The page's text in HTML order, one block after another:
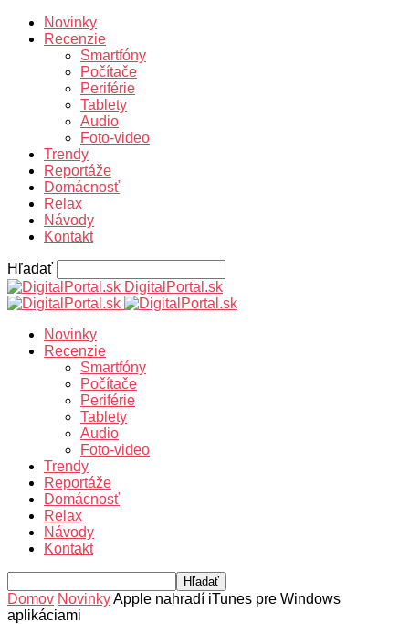
Novinky
Recenzie
Smartfóny
Počítače
Periférie
Tablety
Audio
Foto-video
Trendy
Reportáže
Domácnosť
Relax
Návody
Kontakt
Hľadať
DigitalPortal.sk
Novinky
Recenzie
Smartfóny
Počítače
Periférie
Tablety
Audio
Foto-video
Trendy
Reportáže
Domácnosť
Relax
Návody
Kontakt
Domov NovinkyApple nahradí iTunes pre Windows
aplikáciami